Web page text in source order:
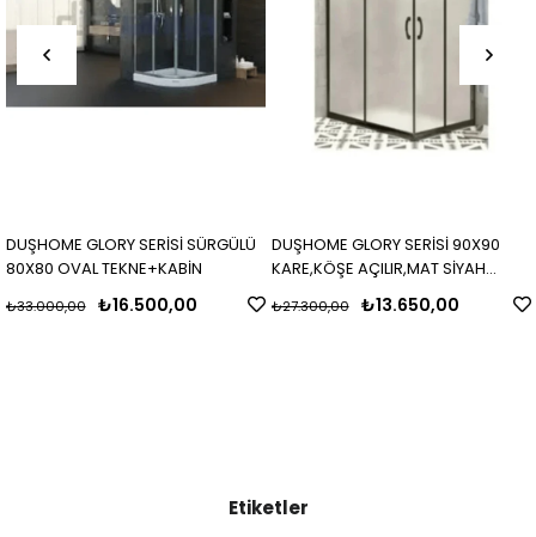
DUŞHOME GLORY SERİSİ SÜRGÜLÜ
80X80 OVAL TEKNE+KABİN
₺16.500,00
₺33.000,00
DUŞHOME GLORY SERİSİ 90X90
KARE,KÖŞE AÇILIR,MAT SİYAH
PROFİL,BUZLU CAM,H,190CM KABİN
₺13.650,00
₺27.300,00
Etiketler